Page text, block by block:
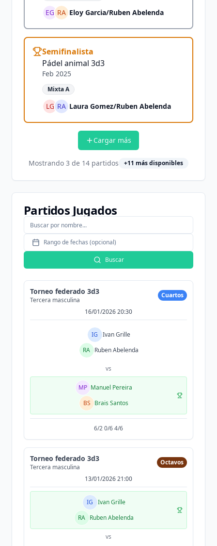
EG RA Eloy Garcia/Ruben Abelenda
Semifinalista
Pádel animal 3d3
Feb 2025
Mixta A
LG RA Laura Gomez/Ruben Abelenda
Cargar más
Mostrando 3 de 14 partidos +11 más disponibles
Partidos Jugados
Rango de fechas (opcional)
Buscar
Torneo federado 3d3
Tercera masculina
Cuartos
16/01/2026 20:30
IG
Ivan Grille
RA Ruben Abelenda
vs
MP Manuel Pereira
BS Brais Santos
6/2 0/6 4/6
Torneo federado 3d3
Tercera masculina
Octavos
13/01/2026 21:00
IG
Ivan Grille
RA Ruben Abelenda
vs